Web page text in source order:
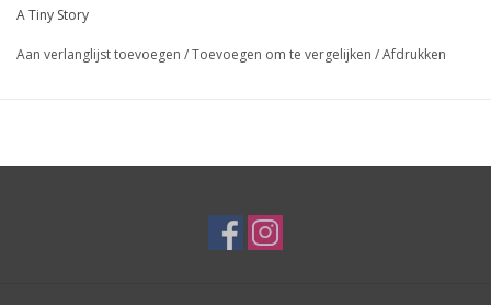
A Tiny Story
Aan verlanglijst toevoegen /Toevoegen om te vergelijken /Afdrukken